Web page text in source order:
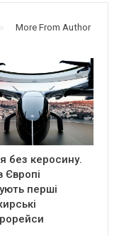
More From Author
без керосину.
Європі
перші